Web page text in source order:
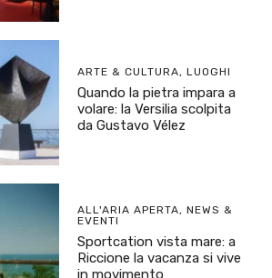
ARTE & CULTURA, LUOGHI
Quando la pietra impara a
volare: la Versilia scolpita
da Gustavo Vélez
ALL'ARIA APERTA, NEWS &
EVENTI
Sportcation vista mare: a
Riccione la vacanza si vive
in movimento